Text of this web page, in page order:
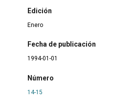
Edición
Enero
Fecha de publicación
1994-01-01
Número
14-15